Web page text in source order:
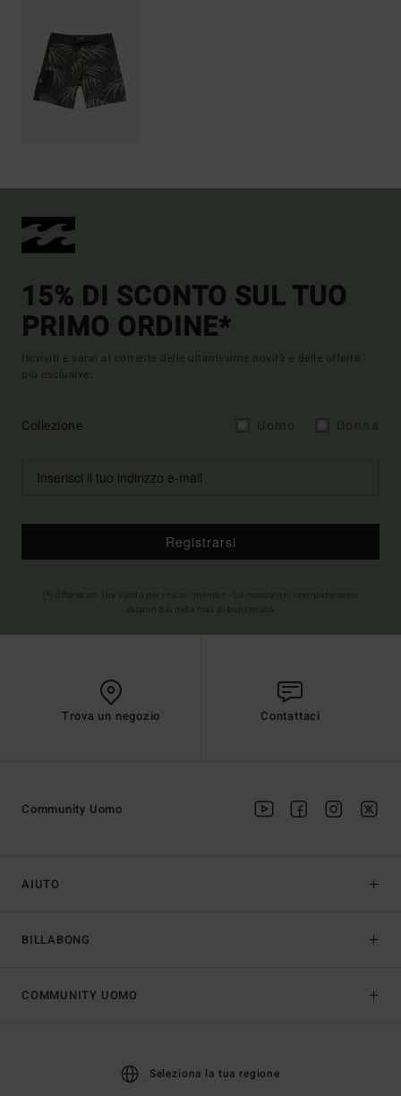
15% DI SCONTO SUL TUO
PRIMO ORDINE*
Iscriviti e sarai al corrente delle ultimissime novità e delle offerte
più esclusive.
Collezione
Registrarsi
Trova un negozio Contattaci
AIUTO
BILLABONG
Community Uomo
COMMUNITY UOMO
Seleziona la tua regione